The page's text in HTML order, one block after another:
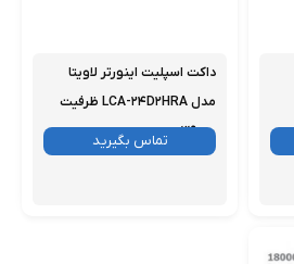
داکت اسپلیت اینورتر لاویتا
مدل LCA-۲۴D۲HRA ظرفیت
۲۴۰۰۰
موجود تماس بگیرید